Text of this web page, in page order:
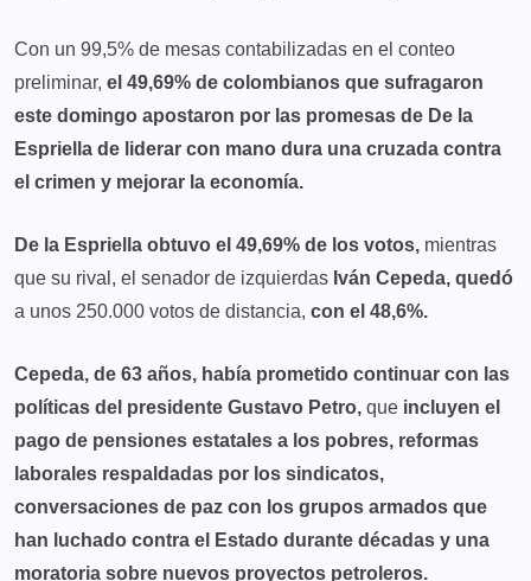
Con un 99,5% de mesas contabilizadas en el conteo
preliminar, el 49,69% de colombianos que sufragaron
este domingo apostaron por las promesas de De la
Espriella de liderar con mano dura una cruzada contra
el crimen y mejorar la economía.
De la Espriella obtuvo el 49,69% de los votos, mientras
que su rival, el senador de izquierdas Iván Cepeda, quedó
a unos 250.000 votos de distancia, con el 48,6%.
Cepeda, de 63 años, había prometido continuar con las
políticas del presidente Gustavo Petro, que incluyen el
pago de pensiones estatales a los pobres, reformas
laborales respaldadas por los sindicatos,
conversaciones de paz con los grupos armados que
han luchado contra el Estado durante décadas y una
moratoria sobre nuevos proyectos petroleros.